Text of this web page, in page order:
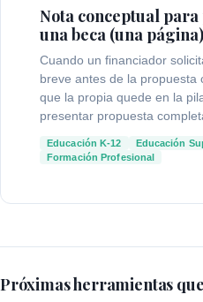
Nota conceptual
una beca (una página)
Cuando un financiador
breve antes de la propuesta
que la propia quede en la
presentar propuesta
Educación K-12
Educación
Formación Profesional
Próximas herramientas